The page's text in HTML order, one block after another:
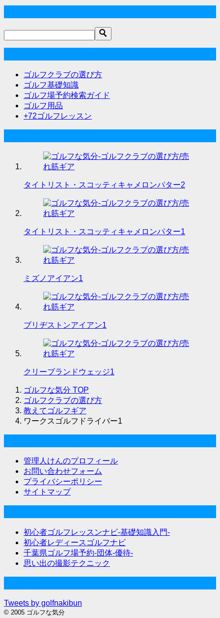
稿
ビ
ゴルフクラブの選び方
ゴルフ基礎知識
ゴルフ場予約検索ガイド
ゴルフ用品
+72ゴルフレッスン
タイトリスト・スコッティキャメロンパター2
タイトリスト・スコッティキャメロンパター1
ミズノアイアン1
ブリヂストンアイアン1
クリーブランドウェッジ1
ゴルフな気分 TOP
ゴルフクラブの選び方
教えてゴルフギア
ワークスゴルフドライバー1
管理人けんのプロフィール
お問い合わせフォーム
プライバシーポリシー
サイトマップ
初心者ゴルフレッスンナビ-基礎知識入門-
初心者レディースゴルフナビ
千葉県ゴルフ場予約-団体-優待-
思い出の撮影テクニック
Tweets by golfnakibun
© 2005 ゴルフな気分